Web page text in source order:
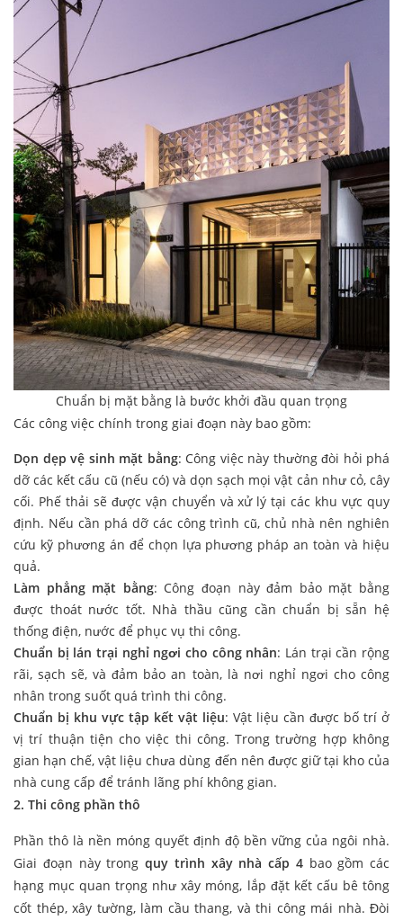
Chuẩn bị mặt bằng là bước khởi đầu quan trọng
Các công việc chính trong giai đoạn này bao gồm:
Dọn dẹp vệ sinh mặt bằng: Công việc này thường đòi hỏi phá
dỡ các kết cấu cũ (nếu có) và dọn sạch mọi vật cản như cỏ, cây
cối. Phế thải sẽ được vận chuyển và xử lý tại các khu vực quy
định. Nếu cần phá dỡ các công trình cũ, chủ nhà nên nghiên
cứu kỹ phương án để chọn lựa phương pháp an toàn và hiệu
quả.
Làm phẳng mặt bằng: Công đoạn này đảm bảo mặt bằng
được thoát nước tốt. Nhà thầu cũng cần chuẩn bị sẵn hệ
thống điện, nước để phục vụ thi công.
Chuẩn bị lán trại nghỉ ngơi cho công nhân: Lán trại cần rộng
rãi, sạch sẽ, và đảm bảo an toàn, là nơi nghỉ ngơi cho công
nhân trong suốt quá trình thi công.
Chuẩn bị khu vực tập kết vật liệu: Vật liệu cần được bố trí ở
vị trí thuận tiện cho việc thi công. Trong trường hợp không
gian hạn chế, vật liệu chưa dùng đến nên được giữ tại kho của
nhà cung cấp để tránh lãng phí không gian.
2. Thi công phần thô
Phần thô là nền móng quyết định độ bền vững của ngôi nhà.
Giai đoạn này trong quy trình xây nhà cấp 4bao gồm các
hạng mục quan trọng như xây móng, lắp đặt kết cấu bê tông
cốt thép, xây tường, làm cầu thang, và thi công mái nhà. Đòi